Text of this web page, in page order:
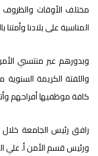
مختلف الأوقات والظروف
المناسبة على بلادنا
وبدورهم عبر منتسبي
واللفتة الكريمة
كافة موظفيها أفراحهم
رافق رئيس الجامعة خلال
ورئيس قسم الأمن أ. علي